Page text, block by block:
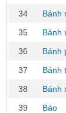
34
Bánh
35
Bánh
36
Bánh
37
Bánh
38
Bánh
39
Báo